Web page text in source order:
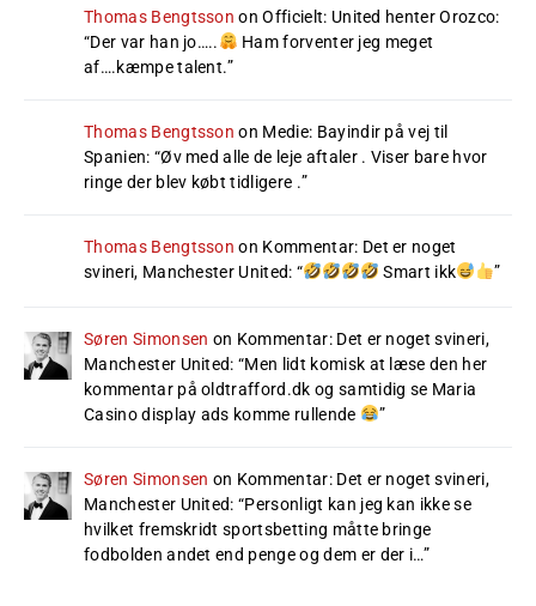
Thomas Bengtsson onOfficielt: United henter Orozco:
“Der var han jo…..
Ham forventer jeg meget
af….kæmpe talent.”
Thomas Bengtsson on Medie: Bayindir på vej til
Spanien: “Øv med alle de leje aftaler . Viser bare hvor
ringe der blev købt tidligere .”
Thomas Bengtsson on Kommentar: Det er noget
svineri, Manchester United: “ Smart ikk ”
Søren Simonsen on Kommentar: Det er noget svineri,
Manchester United: “Men lidt komisk at læse den her
kommentar på oldtrafford.dk og samtidig se Maria
Casino display ads komme rullende
”
Søren Simonsen on Kommentar: Det er noget svineri,
Manchester United: “Personligt kan jeg kan ikke se
hvilket fremskridt sportsbetting måtte bringe
fodbolden andet end penge og dem er der i…”